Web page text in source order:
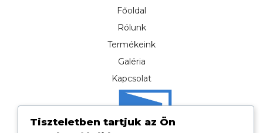
Főoldal
Rólunk
Termékeink
Galéria
Kapcsolat
Tiszteletben tartjuk az Ön